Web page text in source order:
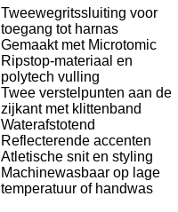
Tweewegritssluiting voor
toegang tot harnas
Gemaakt met Microtomic
Ripstop-materiaal en
polytech vulling
Twee verstelpunten aan de
zijkant met klittenband
Waterafstotend
Reflecterende accenten
Atletische snit en styling
Machinewasbaar op lage
temperatuur of handwas